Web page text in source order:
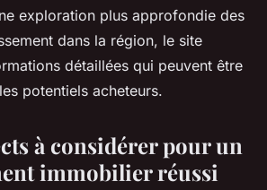
exploration plus approfondie des
dans la région, le site
détaillées qui peuvent être
potentiels acheteurs.
à considérer pour un
immobilier réussi